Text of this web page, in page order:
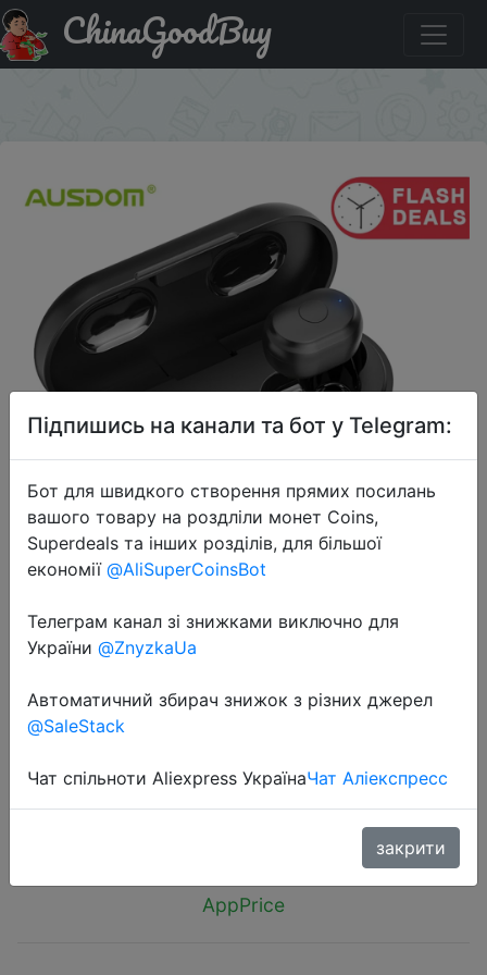
Акція на AUSDOM TW01 наушники-вкладыши TWS с
Беспроводной Bluetooth наушники 20 ч проигрывания
ChinaGoodBuy
2019-05-20
AUSDOM TW01 наушники-
Bluetooth наушники 20 ч
проигрывания
$16.87
AppPrice
Підпишись на канали та бот у Telegram:
Бот для швидкого створення прямих посилань
вашого товару на роздліли монет Coins,
Superdeals та інших розділів, для більшої
економії @AliSuperCoinsBot
Телеграм канал зі знижками виключно для
України @ZnyzkaUa
Автоматичний збирач знижок з різних джерел
@SaleStack
Чат спільноти Aliexpress УкраїнаЧат Аліекспресс
закрити